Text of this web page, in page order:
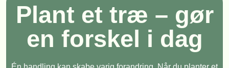
Plant et træ – gør
en forskel i dag